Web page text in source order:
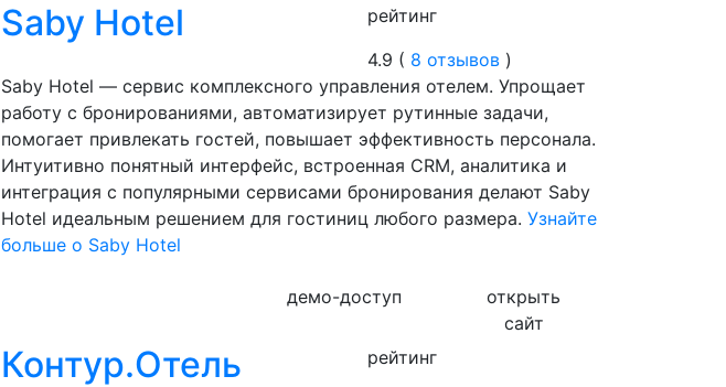
Saby Hotel
рейтинг
4.9 ( 8 отзывов )
Saby Hotel — сервис комплексного управления отелем. Упрощает
работу с бронированиями, автоматизирует рутинные задачи,
помогает привлекать гостей, повышает эффективность персонала.
Интуитивно понятный интерфейс, встроенная CRM, аналитика и
интеграция с популярными сервисами бронирования делают Saby
Hotel идеальным решением для гостиниц любого размера. Узнайте
больше о Saby Hotel
демо-доступ
открыть
сайт
Контур.Отель
рейтинг